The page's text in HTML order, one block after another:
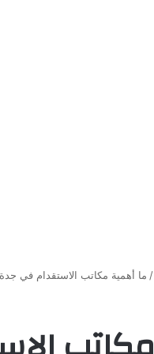
/ ما أهمية مكاتب الاستقدام في